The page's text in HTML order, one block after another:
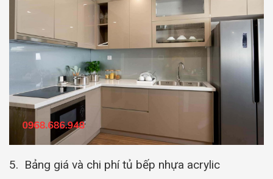
5. Bảng giá và chi phí tủ bếp nhựa acrylic